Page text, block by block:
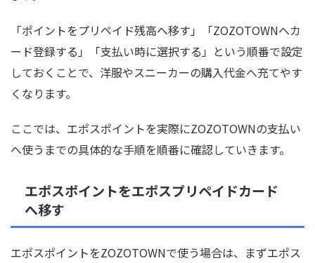
「ポイントをプリペイド残高へ移す」「ZOZOTOWNへカ
ード登録する」「支払い時に選択する」という順番で設定
しておくことで、洋服やスニーカーの購入代金へ充てやす
くなります。
ここでは、エポスポイントを実際にZOZOTOWNの支払い
へ使うまでの具体的な手順を順番に確認していきます。
エポスポイントをエポスプリペイドカード
へ移す
エポスポイントをZOZOTOWNで使う場合は、まずエポス